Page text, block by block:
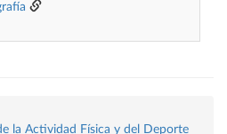
la Actividad Física y del Deporte